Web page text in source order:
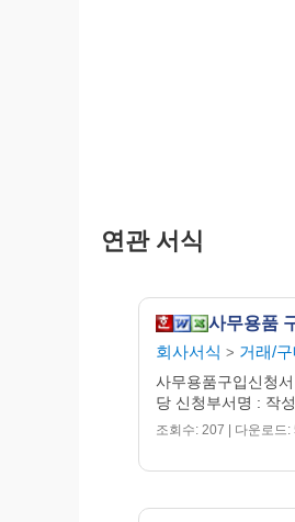
신청금
연관 서식
사무용품
회사서식 > 거래/
사무용품구입신청
당 신청부서명 : 작
조회수: 207 | 다운로드: